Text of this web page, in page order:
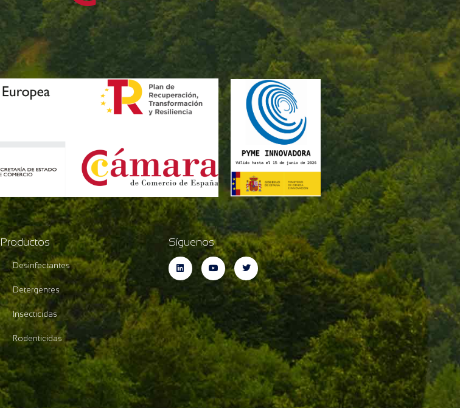
Productos
Desinfectantes
Detergentes
Insecticidas
Rodenticidas
Síguenos